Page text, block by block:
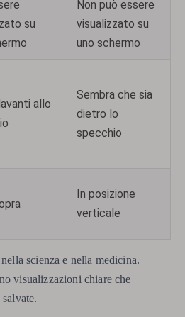
su
Non può essere
visualizzato su
uno schermo
allo
Sembra che sia
dietro lo
specchio
In posizione
verticale
scienza e nella medicina.
visualizzazioni chiare che